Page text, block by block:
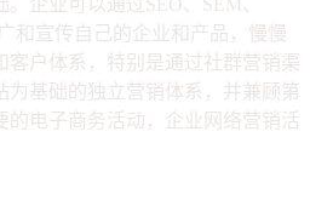
企业可以通过SEO、SEM、
和宣传自己的企业和产品，慢慢
客户体系，特别是通过社群营销渠
为基础的独立营销体系，并兼顾第
的电子商务活动，企业网络营销活